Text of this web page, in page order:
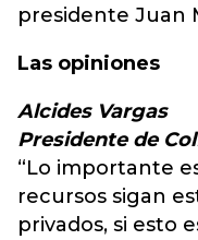
presidente Juan
Las opiniones
Alcides Vargas
Presidente de
“Lo importante
recursos sigan
privados, si esto